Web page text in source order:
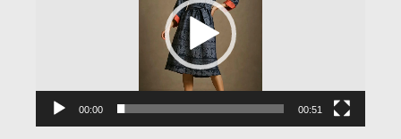
00:00 00:51